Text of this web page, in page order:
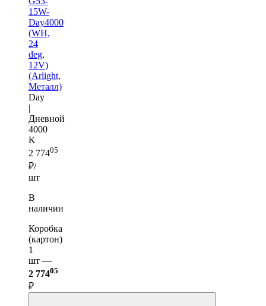
15W-
Day4000
(WH,
24
deg,
12V)
(Arlight,
Металл)
Day
|
Дневной
4000
K
2 77405
₽/
шт
В
наличии
Коробка
(картон)
1
шт —
2 77405
₽